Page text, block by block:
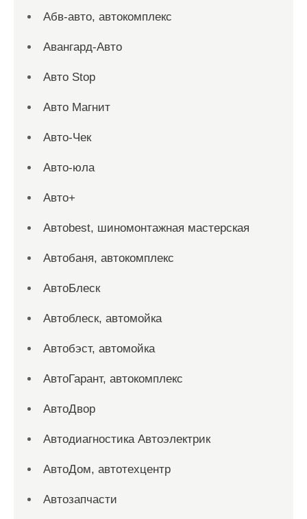
Абв-авто, автокомплекс
Авангард-Авто
Авто Stop
Авто Магнит
Авто-Чек
Авто-юла
Авто+
Автоbest, шиномонтажная мастерская
Автобаня, автокомплекс
АвтоБлеск
Автоблеск, автомойка
Автобэст, автомойка
АвтоГарант, автокомплекс
АвтоДвор
Автодиагностика Автоэлектрик
АвтоДом, автотехцентр
Автозапчасти